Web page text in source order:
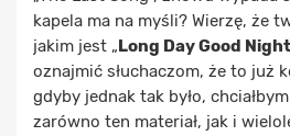
kapela ma na myśli? Wierzę, że
jakim jest „Long Day Good
oznajmić słuchaczom, że to już
gdyby jednak tak było,
zarówno ten materiał, jak i